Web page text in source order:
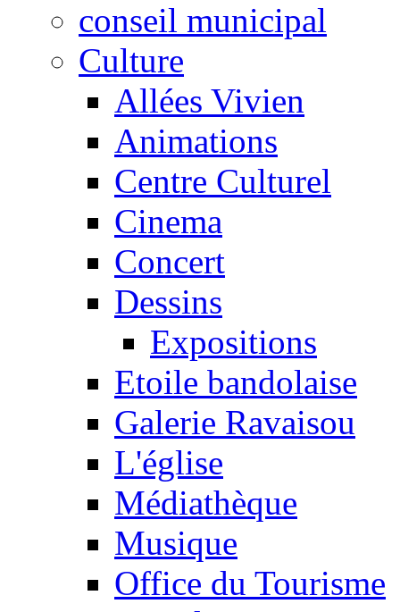
conseil municipal
Culture
Allées Vivien
Animations
Centre Culturel
Cinema
Concert
Dessins
Expositions
Etoile bandolaise
Galerie Ravaisou
L'église
Médiathèque
Musique
Office du Tourisme